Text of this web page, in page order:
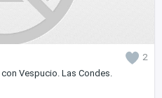
2
Vespucio. Las Condes.